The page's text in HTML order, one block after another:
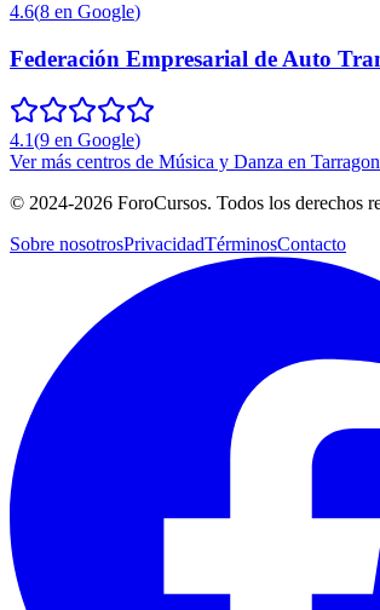
4.6(8 en Google)
Federación Empresarial de Auto
4.1(9 en Google)
Ver más centros de Música y Danza en
© 2024-2026 ForoCursos. Todos los derechos
Sobre nosotrosPrivacidadTérminosContacto